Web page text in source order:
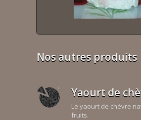
Nos autres produits
Yaourt de
Le yaourt de chèvre
fruits.